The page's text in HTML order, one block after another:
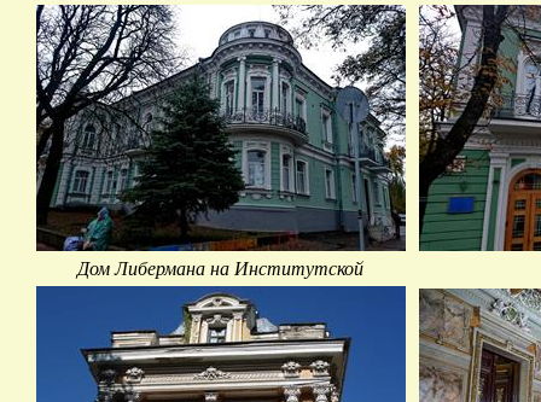
Дом Либермана на Институтской